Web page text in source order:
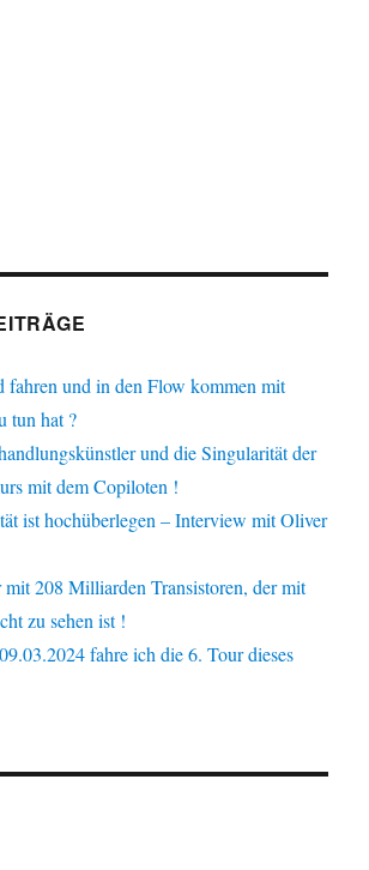
fahren und in den Flow kommen mit
tun hat ?
und die Singularität der
mit dem Copiloten !
ist hochüberlegen – Interview mit Oliver
mit 208 Milliarden Transistoren, der mit
zu sehen ist !
fahre ich die 6. Tour dieses